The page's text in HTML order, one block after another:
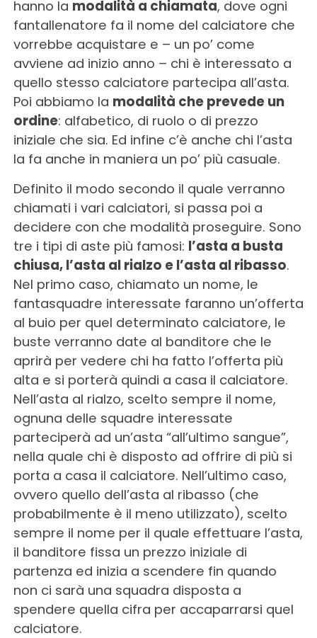
hanno la modalità a chiamata, dove ogni
fantallenatore fa il nome del calciatore che
vorrebbe acquistare e – un po’ come
avviene ad inizio anno – chi è interessato a
quello stesso calciatore partecipa all’asta.
Poi abbiamo la modalità che prevede un
ordine: alfabetico, di ruolo o di prezzo
iniziale che sia. Ed infine c’è anche chi l’asta
la fa anche in maniera un po’ più casuale.
Definito il modo secondo il quale verranno
chiamati i vari calciatori, si passa poi a
decidere con che modalità proseguire. Sono
tre i tipi di aste più famosi: l’asta a busta
chiusa, l’asta al rialzo e l’asta al ribasso.
Nel primo caso, chiamato un nome, le
fantasquadre interessate faranno un’offerta
al buio per quel determinato calciatore, le
buste verranno date al banditore che le
aprirà per vedere chi ha fatto l’offerta più
alta e si porterà quindi a casa il calciatore.
Nell’asta al rialzo, scelto sempre il nome,
ognuna delle squadre interessate
parteciperà ad un’asta “all’ultimo sangue”,
nella quale chi è disposto ad offrire di più si
porta a casa il calciatore. Nell’ultimo caso,
ovvero quello dell’asta al ribasso (che
probabilmente è il meno utilizzato), scelto
sempre il nome per il quale effettuare l’asta,
il banditore fissa un prezzo iniziale di
partenza ed inizia a scendere fin quando
non ci sarà una squadra disposta a
spendere quella cifra per accaparrarsi quel
calciatore.